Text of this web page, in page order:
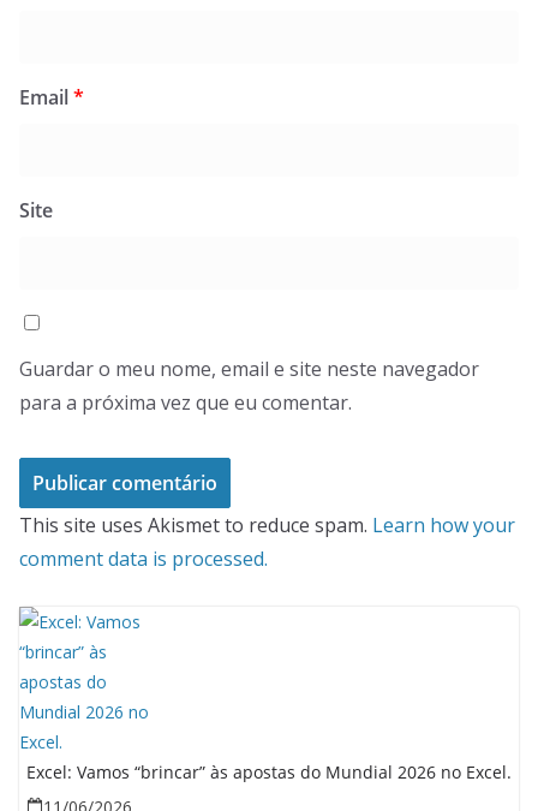
Email*
Site
Guardar o meu nome, email e site neste navegador
para a próxima vez que eu comentar.
This site uses Akismet to reduce spam. Learn how your
comment data is processed.
Excel: Vamos “brincar” às apostas do Mundial 2026 no Excel.